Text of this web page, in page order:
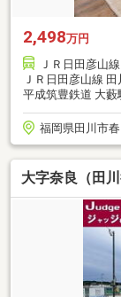
2,498万円
ＪＲ日田彦山
ＪＲ日田彦山線
平成筑豊鉄道 大藪
福岡県田川市
大字奈良（田